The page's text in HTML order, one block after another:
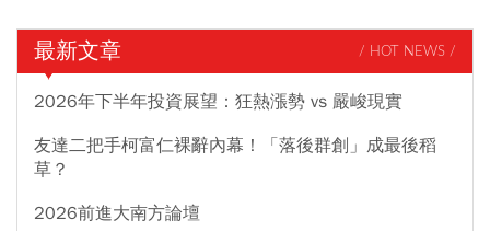
最新文章 / HOT NEWS /
2026年下半年投資展望：狂熱漲勢 vs 嚴峻現實
友達二把手柯富仁裸辭內幕！「落後群創」成最後稻
草？
2026前進大南方論壇